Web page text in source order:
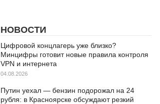
НОВОСТИ
Цифровой концлагерь уже близко?
Минцифры готовит новые правила контроля
VPN и интернета
04.08.2026
Путин уехал — бензин подорожал на 24
рубля: в Красноярске обсуждают резкий